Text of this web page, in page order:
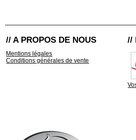
// A PROPOS DE NOUS
Mentions légales
Conditions générales de vente
//